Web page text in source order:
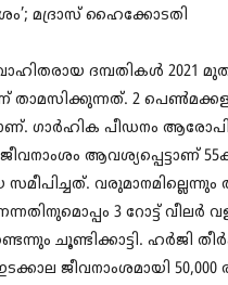
മദ്രാസ് ഹൈക്കോടതി
ദമ്പതികൾ 2021
താമസിക്കുന്നത്. 2
ഗാർഹിക പീഡനം
ആവശ്യപ്പെട്ടാണ്
3 റോട്ട് വീലര്‍
ചൂണ്ടിക്കാട്ടി. ഹർജി
ജീവനാംശമായി